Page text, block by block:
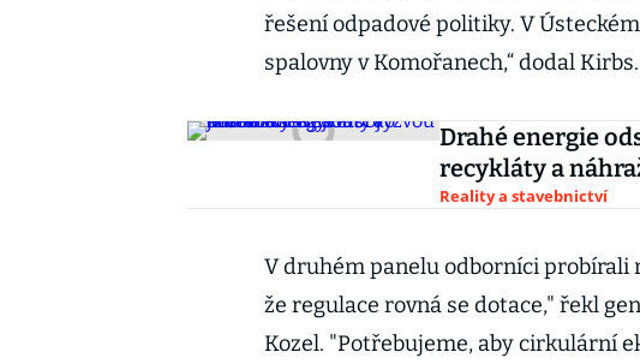
řešení odpadové politiky. V
spalovny v Komořanech,“ dodal Kirbs.
Drahé energie
recykláty a
Reality a stavebnictví
V druhém panelu odborníci probírali
že regulace rovná se dotace," řekl
Kozel. "Potřebujeme, aby cirkulární